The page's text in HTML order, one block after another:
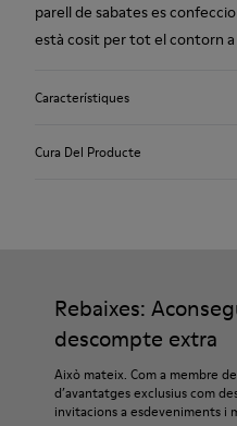
parell de sabates es
està cosit per tot el contorn a
Característiques
Poliuretà termoplàstic
Folre
68% pell i 32% polièster reciclat
Cura Del Producte
que durin més.
Si necessites indicacions
teves sabates, pots visitar la
sabates
Rebaixes:
descompte extra
Això mateix. Com a membre
d’avantatges exclusius com
invitacions a esdeveniments i